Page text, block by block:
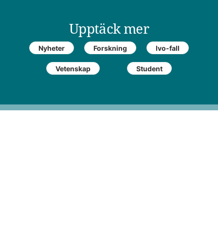
Upptäck mer
Nyheter Forskning Ivo-fall
Vetenskap Student